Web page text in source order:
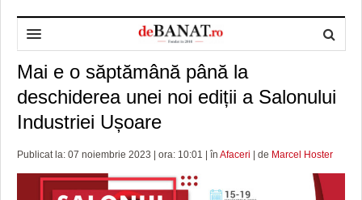
HOME
DESPRE NOI
REDACȚIA DEBANAT
ADMINISTRAȚIE
PRIMĂRIA TIMIŞOARA
Mai e o săptămână până la
deschiderea unei noi ediții a Salonului
Industriei Ușoare
Publicat la: 07 noiembrie 2023 | ora: 10:01 | în Afaceri | de Marcel Hoster